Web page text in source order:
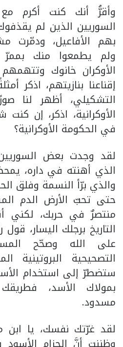
وأقرُّ أنك كنت أكرم
السوريين الذين لم
بهم الأفاعيل، ودمّرت
ولم يطمعوا منك بممرّ
الأوكران خانوك وتتهمهم
إقناعنا بنازيتهم، اذكر
التشكيلي، أظهر لنا
الأوكرانية، اذكر، إن كنت
في الحكومة الأوكرانية؟
لقد وجدت بعض
الذي أهنته في داره،
والذي برّأ النسمة وفلق
حتى تحبّ الأرض الدم
منتصرٌ في حربك، لكني
التاريخ برجلك اليسار،
على الله وصحّح
التصحيحية البروتينية
ستضطرّ إلى استخدام
بمولاك الأسد،
مسدود.
لقد غرّتك نفسك، يا ابن